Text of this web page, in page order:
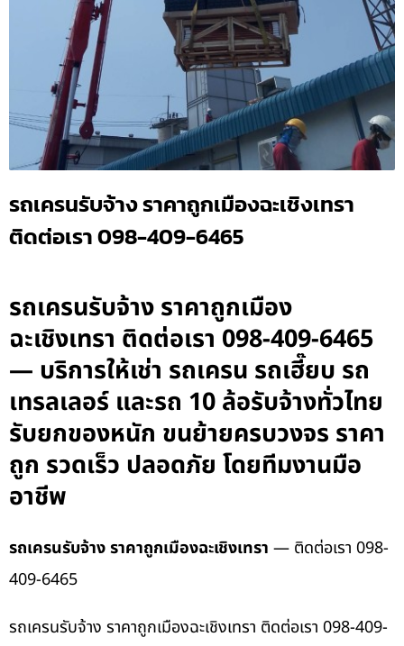
รถเครนรับจ้าง ราคาถูกเมืองฉะเชิงเทรา
ติดต่อเรา 098-409-6465
รถเครนรับจ้าง ราคาถูกเมือง
ฉะเชิงเทรา ติดต่อเรา 098-409-6465
— บริการให้เช่า รถเครน รถเฮี๊ยบ รถ
เทรลเลอร์ และรถ 10 ล้อรับจ้างทั่วไทย
รับยกของหนัก ขนย้ายครบวงจร ราคา
ถูก รวดเร็ว ปลอดภัย โดยทีมงานมือ
อาชีพ
รถเครนรับจ้าง ราคาถูกเมืองฉะเชิงเทรา — ติดต่อเรา 098-
409-6465
รถเครนรับจ้าง ราคาถูกเมืองฉะเชิงเทรา ติดต่อเรา 098-409-